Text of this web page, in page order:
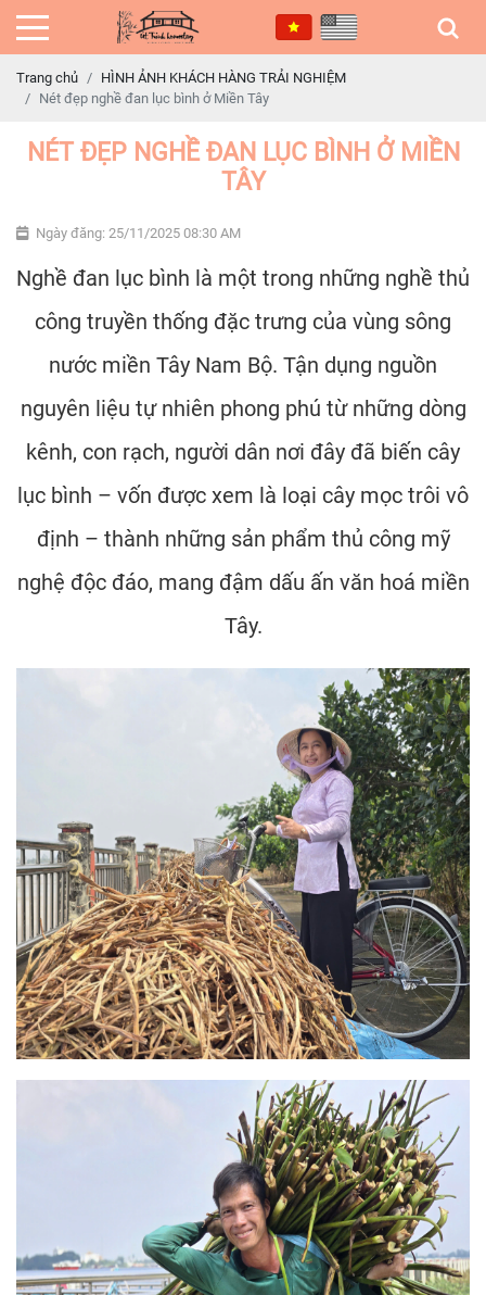
Trang chủ
HÌNH ẢNH KHÁCH HÀNG TRẢI NGHIỆM
Nét đẹp nghề đan lục bình ở Miền Tây
NÉT ĐẸP NGHỀ ĐAN LỤC BÌNH Ở MIỀN
TÂY
Ngày đăng: 25/11/2025 08:30 AM
Nghề đan lục bình là một trong những nghề thủ
công truyền thống đặc trưng của vùng sông
nước miền Tây Nam Bộ. Tận dụng nguồn
nguyên liệu tự nhiên phong phú từ những dòng
kênh, con rạch, người dân nơi đây đã biến cây
lục bình – vốn được xem là loại cây mọc trôi vô
định – thành những sản phẩm thủ công mỹ
nghệ độc đáo, mang đậm dấu ấn văn hoá miền
Tây.